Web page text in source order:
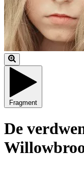
Fragment
De